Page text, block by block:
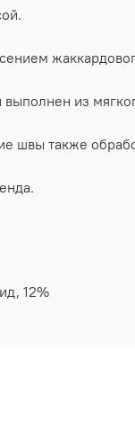
из
также
12%